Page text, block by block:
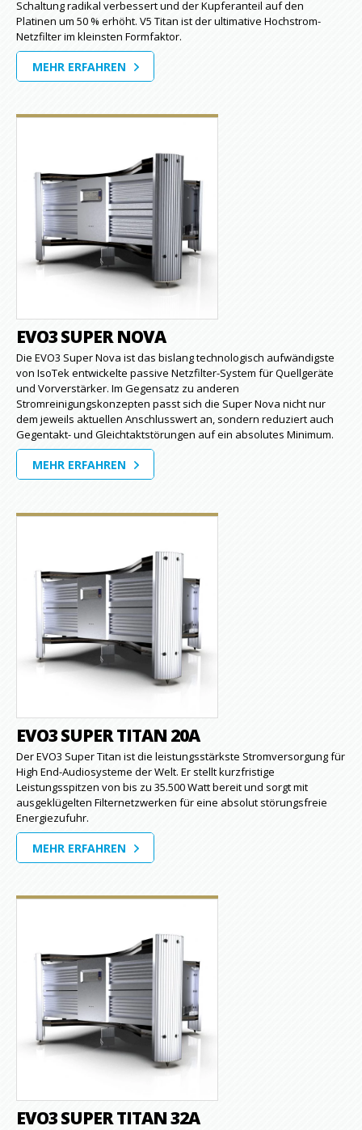
Schaltung radikal verbessert und der Kupferanteil auf den
Platinen um 50 % erhöht. V5 Titan ist der ultimative Hochstrom-
Netzfilter im kleinsten Formfaktor.
MEHR ERFAHREN
EVO3 SUPER NOVA
Die EVO3 Super Nova ist das bislang technologisch aufwändigste
von IsoTek entwickelte passive Netzfilter-System für Quellgeräte
und Vorverstärker. Im Gegensatz zu anderen
Stromreinigungskonzepten passt sich die Super Nova nicht nur
dem jeweils aktuellen Anschlusswert an, sondern reduziert auch
Gegentakt- und Gleichtaktstörungen auf ein absolutes Minimum.
MEHR ERFAHREN
EVO3 SUPER TITAN 20A
Der EVO3 Super Titan ist die leistungsstärkste Stromversorgung für
High End-Audiosysteme der Welt. Er stellt kurzfristige
Leistungsspitzen von bis zu 35.500 Watt bereit und sorgt mit
ausgeklügelten Filternetzwerken für eine absolut störungsfreie
Energiezufuhr.
MEHR ERFAHREN
EVO3 SUPER TITAN 32A